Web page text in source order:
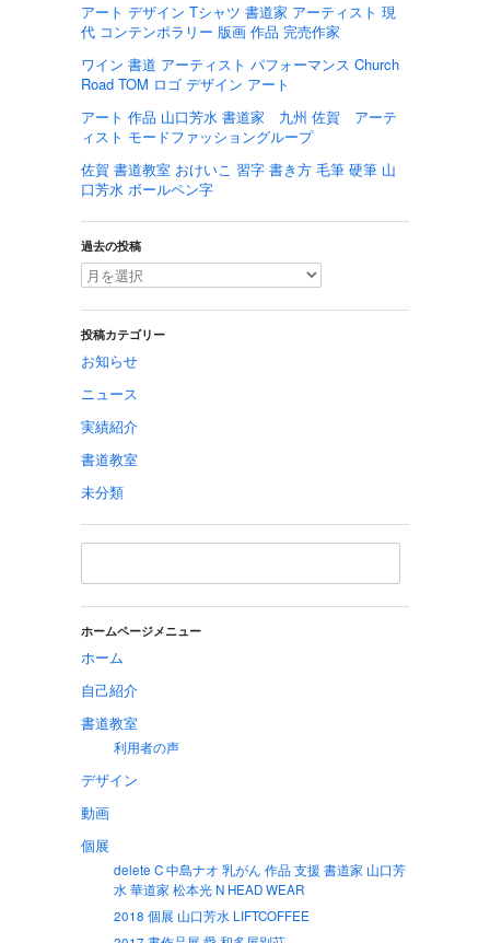
アート デザイン Tシャツ 書道家 アーティスト 現
代 コンテンポラリー 版画 作品 完売作家
ワイン 書道 アーティスト パフォーマンス Church
Road TOM ロゴ デザイン アート
アート 作品 山口芳水 書道家 九州 佐賀 アーテ
ィスト モードファッショングループ
佐賀 書道教室 おけいこ 習字 書き方 毛筆 硬筆 山
口芳水 ボールペン字
過去の投稿
投稿カテゴリー
お知らせ
ニュース
実績紹介
書道教室
未分類
ホームページメニュー
ホーム
自己紹介
書道教室
利用者の声
デザイン
動画
個展
delete C 中島ナオ 乳がん 作品 支援 書道家 山口芳
水 華道家 松本光 N HEAD WEAR
2018 個展 山口芳水 LIFTCOFFEE